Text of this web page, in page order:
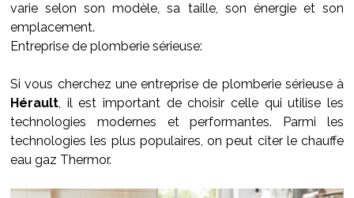
varie selon son modèle, sa taille, son énergie et son
emplacement.
Entreprise de plomberie sérieuse:
Si vous cherchez une entreprise de plomberie sérieuse à
Hérault, il est important de choisir celle qui utilise les
technologies modernes et performantes. Parmi les
technologies les plus populaires, on peut citer le chauffe
eau gaz Thermor.